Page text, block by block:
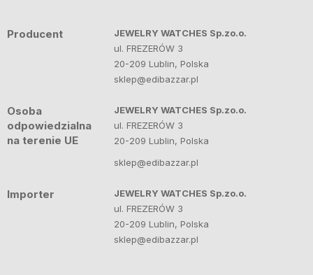
Producent
JEWELRY WATCHES Sp.zo.o.
ul. FREZERÓW 3
20-209 Lublin, Polska
sklep@edibazzar.pl
Osoba
odpowiedzialna
na terenie UE
JEWELRY WATCHES Sp.zo.o.
ul. FREZERÓW 3
20-209 Lublin, Polska
sklep@edibazzar.pl
Importer
JEWELRY WATCHES Sp.zo.o.
ul. FREZERÓW 3
20-209 Lublin, Polska
sklep@edibazzar.pl